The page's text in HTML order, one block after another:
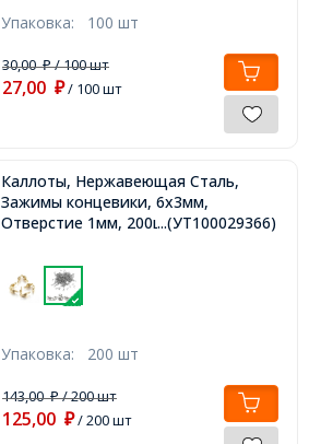
Упаковка: 100 шт
30,00₽/ 100 шт
27,00 ₽/ 100 шт
Каллоты, Нержавеющая Сталь,
Зажимы концевики, 6х3мм,
Отверстие 1мм, 200шт/упак,...(УТ100029366)
Упаковка: 200 шт
143,00₽/ 200 шт
125,00 ₽/ 200 шт